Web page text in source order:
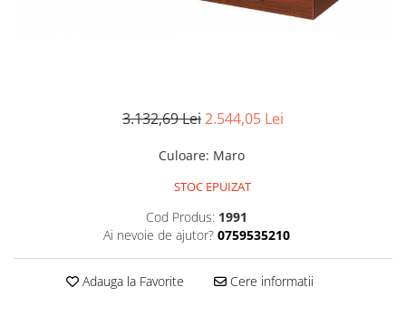
3.132,69 Lei2.544,05 Lei
Culoare: Maro
STOC EPUIZAT
Cod Produs: 1991
Ai nevoie de ajutor? 0759535210
Adauga la Favorite Cere informatii